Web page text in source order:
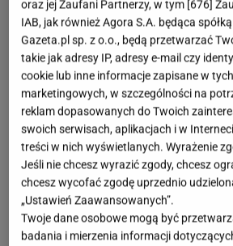
Celem 800 plus jest wsparcie
pokryciu wydatków związanych z
dziecka. Informacja o niepełnej
świadczenia może zatem dziwić.
należy się mniej? Okazuje się
dziecko jest zawsze taki sam, a
oraz jej Zaufani Partnerzy, w tym [676]
IAB, jak również Agora S.A. będąca
Gazeta.pl sp. z o.o., będą przetwarzać
takie jak adresy IP, adresy e-mail czy
cookie lub inne informacje zapisane w
marketingowych, w szczególności na
reklam dopasowanych do Twoich
swoich serwisach, aplikacjach i w
treści w nich wyświetlanych. Wyrażenie
Jeśli nie chcesz wyrazić zgody, chcesz
chcesz wycofać zgodę uprzednio
„Ustawień Zaawansowanych”.
Twoje dane osobowe mogą być
badania i mierzenia informacji